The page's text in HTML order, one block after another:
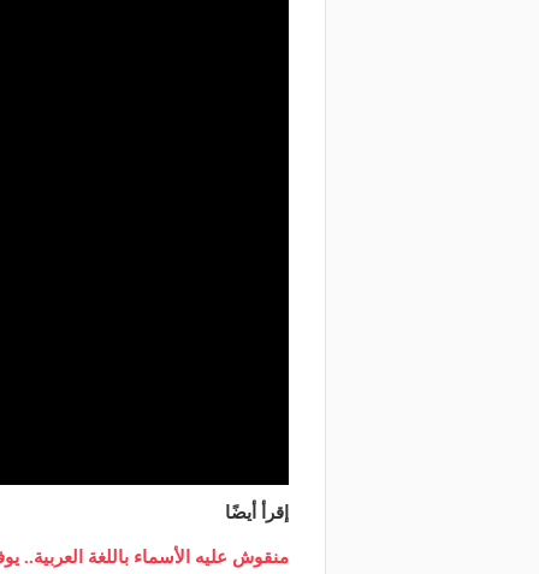
إقرأ أيضًا
منقوش عليه الأسماء باللغة